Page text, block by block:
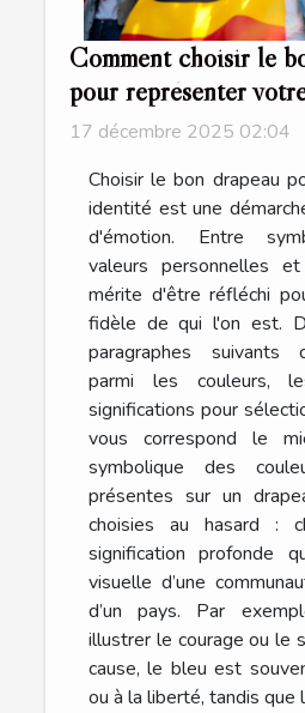
Comment choisir le
pour représenter
17 décembre 2025 02:04
Choisir le bon drapeau
identité est une
d'émotion. Entre
valeurs personnelles
mérite d'être réfléchi
fidèle de qui l'on est.
paragraphes suivants
parmi les couleurs,
significations pour
vous correspond le
symbolique des
présentes sur un
choisies au hasard :
signification profonde
visuelle d’une
d’un pays. Par
illustrer le courage ou le
cause, le bleu est
ou à la liberté, tandis que